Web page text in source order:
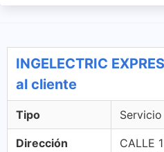
INGELECTRIC
al cliente
Tipo
Dirección
CALLE